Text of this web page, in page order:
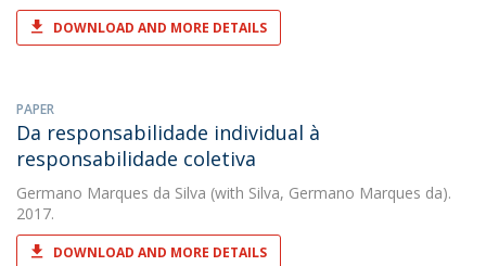
DOWNLOAD AND MORE DETAILS
PAPER
Da responsabilidade individual à
responsabilidade coletiva
Germano Marques da Silva (with Silva, Germano Marques da).
2017.
DOWNLOAD AND MORE DETAILS